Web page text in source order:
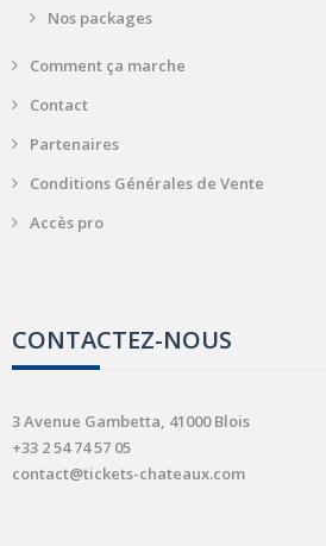
Nos packages
Comment ça marche
Contact
Partenaires
Conditions Générales de Vente
Accès pro
CONTACTEZ-NOUS
3 Avenue Gambetta, 41000 Blois
+33 2 54 74 57 05
contact@tickets-chateaux.com